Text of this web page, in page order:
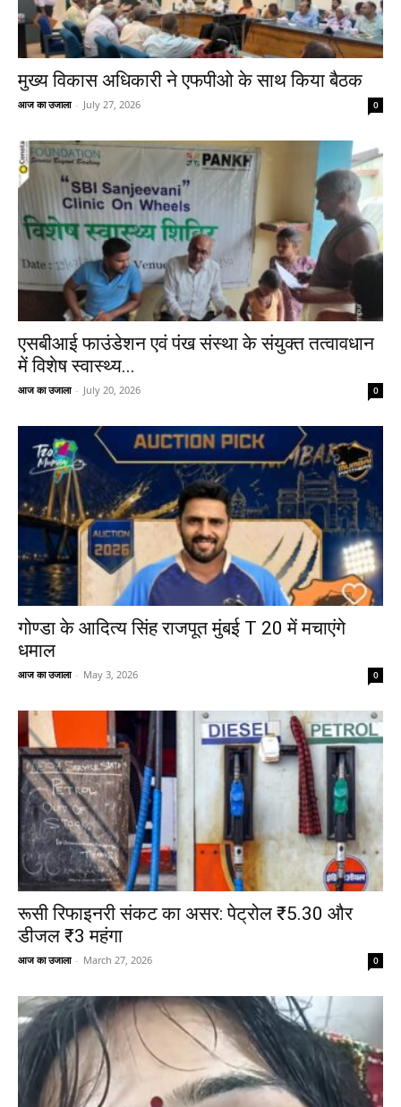
मुख्य विकास अधिकारी ने एफपीओ के साथ किया बैठक
आज का उजाला - July 27, 2026 0
एसबीआई फाउंडेशन एवं पंख संस्था के संयुक्त तत्वावधान
में विशेष स्वास्थ्य...
आज का उजाला - July 20, 2026 0
गोण्डा के आदित्य सिंह राजपूत मुंबई T 20 में मचाएंगे
धमाल
आज का उजाला - May 3, 2026 0
रूसी रिफाइनरी संकट का असर: पेट्रोल ₹5.30 और
डीजल ₹3 महंगा
आज का उजाला - March 27, 2026 0